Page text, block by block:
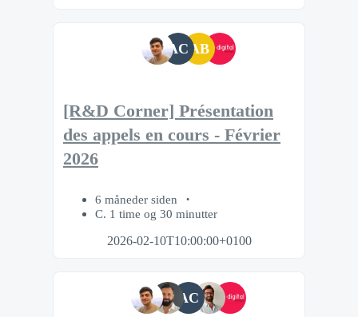
AC AB
[R&D Corner] Présentation
des appels en cours - Février
2026
6 måneder siden
C. 1 time og 30 minutter
2026-02-10T10:00:00+0100
AC